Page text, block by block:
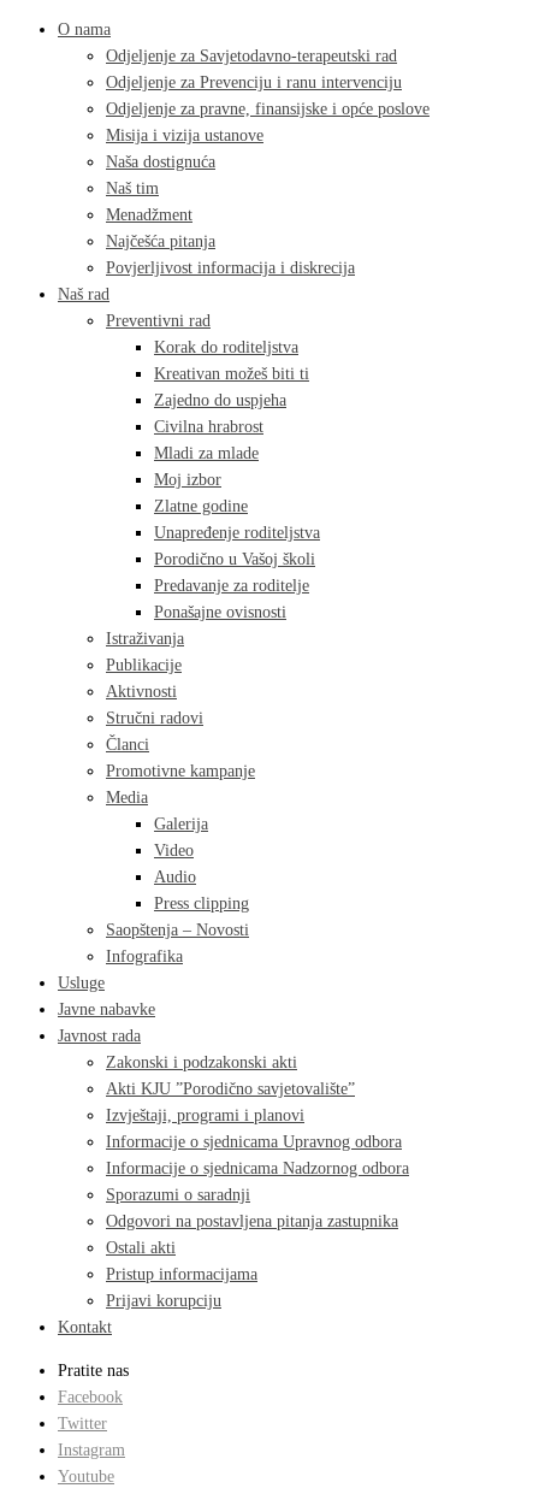
O nama
Odjeljenje za Savjetodavno-terapeutski rad
Odjeljenje za Prevenciju i ranu intervenciju
Odjeljenje za pravne, finansijske i opće poslove
Misija i vizija ustanove
Naša dostignuća
Naš tim
Menadžment
Najčešća pitanja
Povjerljivost informacija i diskrecija
Naš rad
Preventivni rad
Korak do roditeljstva
Kreativan možeš biti ti
Zajedno do uspjeha
Civilna hrabrost
Mladi za mlade
Moj izbor
Zlatne godine
Unapređenje roditeljstva
Porodično u Vašoj školi
Predavanje za roditelje
Ponašajne ovisnosti
Istraživanja
Publikacije
Aktivnosti
Stručni radovi
Članci
Promotivne kampanje
Media
Galerija
Video
Audio
Press clipping
Saopštenja – Novosti
Infografika
Usluge
Javne nabavke
Javnost rada
Zakonski i podzakonski akti
Akti KJU ”Porodično savjetovalište”
Izvještaji, programi i planovi
Informacije o sjednicama Upravnog odbora
Informacije o sjednicama Nadzornog odbora
Sporazumi o saradnji
Odgovori na postavljena pitanja zastupnika
Ostali akti
Pristup informacijama
Prijavi korupciju
Kontakt
Pratite nas
Facebook
Twitter
Instagram
Youtube